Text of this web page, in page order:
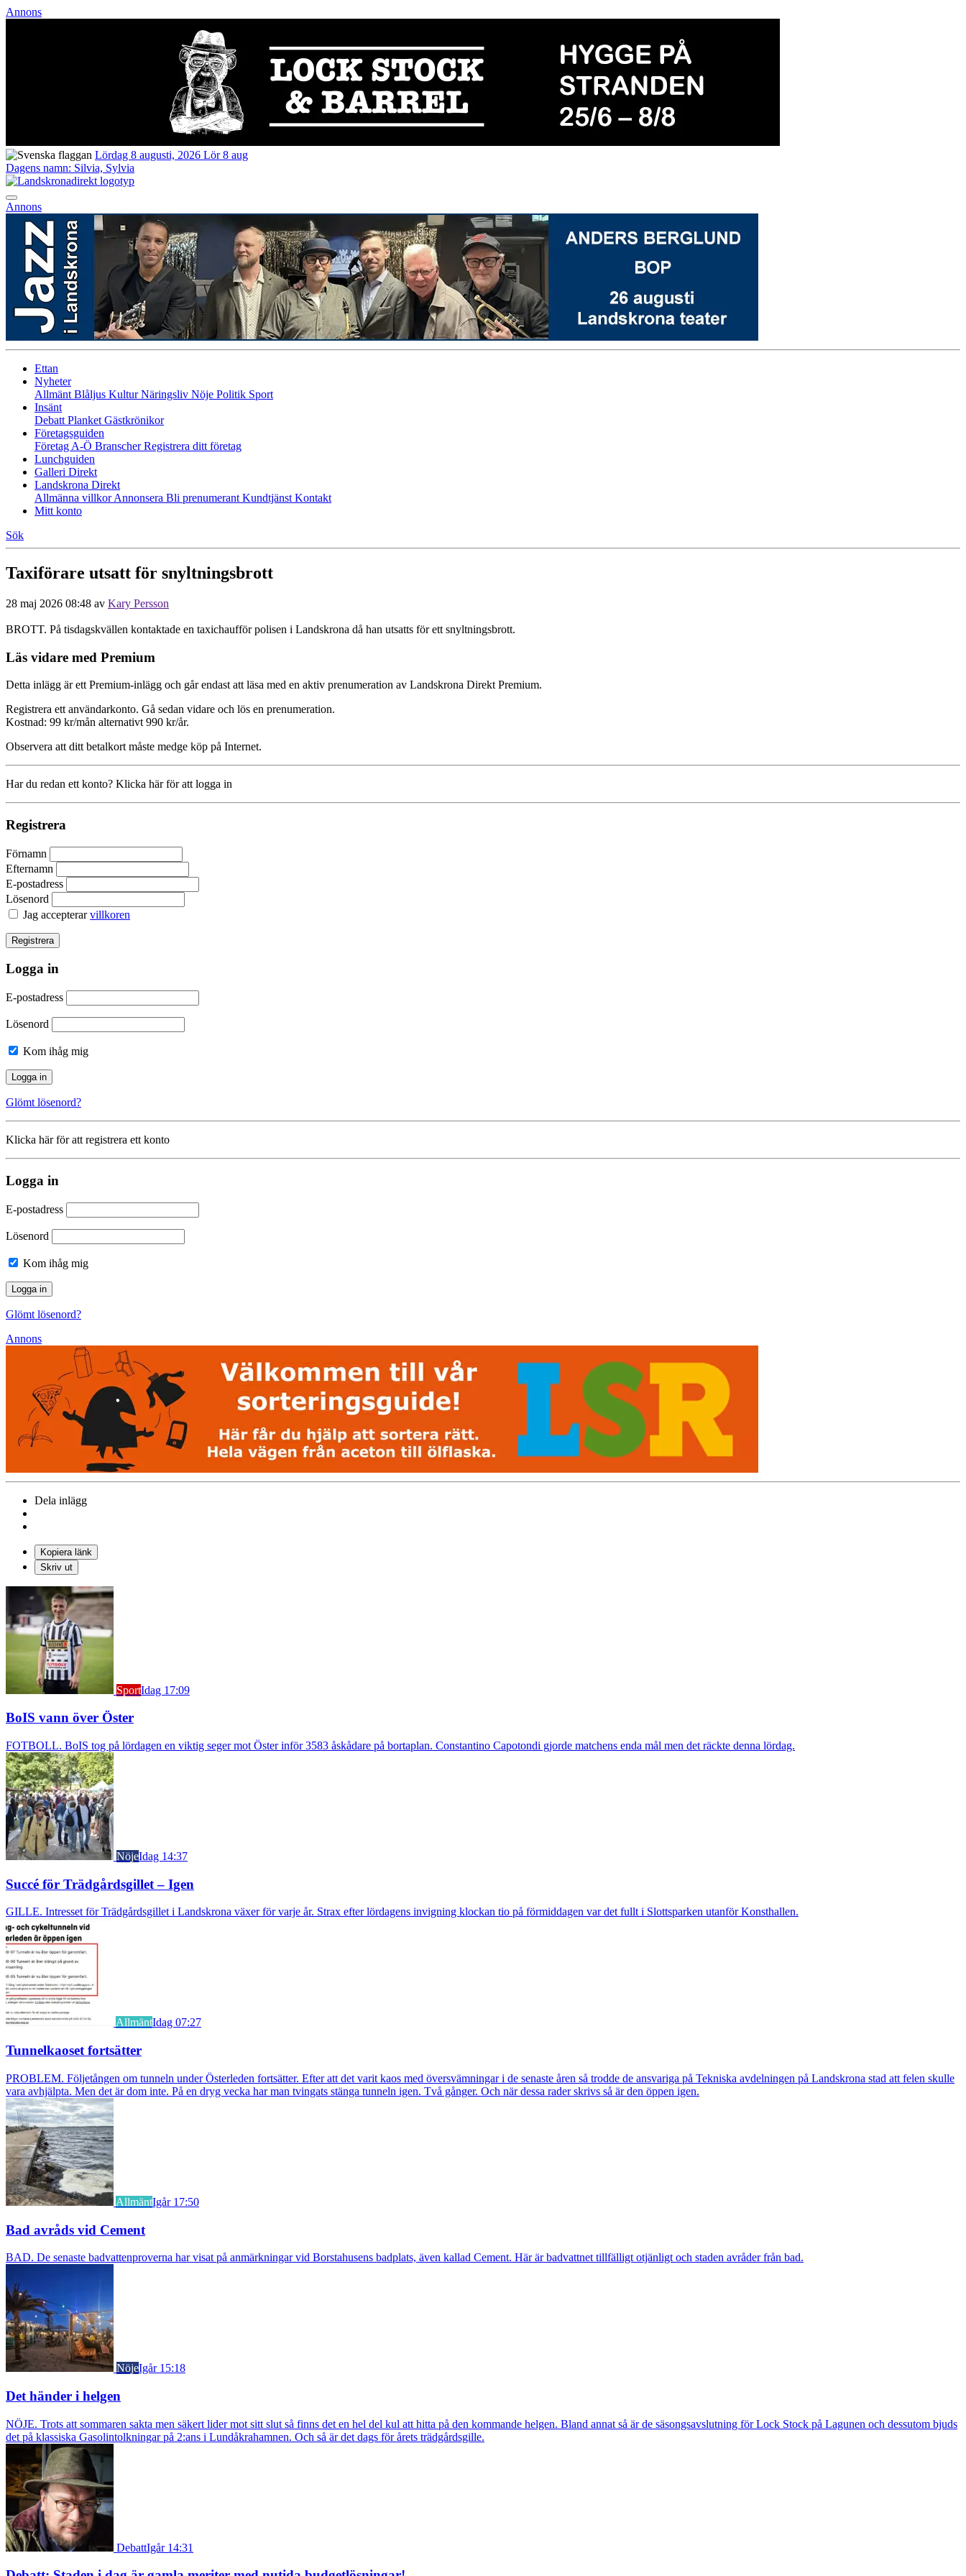
Annons
Lördag 8 augusti, 2026 Lör 8 aug
Dagens namn: Silvia, Sylvia
Annons
Ettan
Nyheter
Allmänt Blåljus KulturNäringsliv Nöje Politik Sport
Insänt
Debatt Planket Gästkrönikor
Företagsguiden
Företag A-Ö BranscherRegistrera ditt företag
Lunchguiden
Galleri Direkt
Landskrona Direkt
Allmänna villkorAnnonsera Bli prenumerant Kundtjänst Kontakt
Mitt konto
Sök
Taxiförare utsatt för snyltningsbrott
28 maj 2026 08:48 av Kary Persson
BROTT. På tisdagskvällen kontaktade en taxichaufför polisen i Landskrona då han utsatts för ett snyltningsbrott.
Läs vidare med Premium
Detta inlägg är ett Premium-inlägg och går endast att läsa med en aktiv prenumeration av Landskrona Direkt Premium.
Registrera ett användarkonto. Gå sedan vidare och lös en prenumeration.
Kostnad: 99 kr/mån alternativt 990 kr/år.
Observera att ditt betalkort måste medge köp på Internet.
Har du redan ett konto? Klicka här för att logga in
Registrera
Förnamn
Efternamn
E-postadress
Lösenord
Jag accepterarvillkoren
Logga in
E-postadress
Lösenord
Kom ihåg mig
Glömt lösenord?
Klicka här för att registrera ett konto
Logga in
E-postadress
Lösenord
Kom ihåg mig
Glömt lösenord?
Annons
Dela inlägg
Kopiera länk
Skriv ut
SportIdag 17:09
BoIS vann över Öster
FOTBOLL. BoIS tog på lördagen en viktig seger mot Öster inför 3583 åskådare på bortaplan. Constantino Capotondi gjorde matchens enda mål men det räckte denna lördag.
NöjeIdag 14:37
Succé för Trädgårdsgillet – Igen
GILLE. Intresset för Trädgårdsgillet i Landskrona växer för varje år. Strax efter lördagens invigning klockan tio på förmiddagen var det fullt i Slottsparken utanför Konsthallen.
AllmäntIdag 07:27
Tunnelkaoset fortsätter
PROBLEM. Följetången om tunneln under Österleden fortsätter. Efter att det varit kaos med översvämningar i de senaste åren så trodde de ansvariga på Tekniska avdelningen på Landskrona stad att felen skulle
vara avhjälpta. Men det är dom inte. På en dryg vecka har man tvingats stänga tunneln igen. Två gånger. Och när dessa rader skrivs så är den öppen igen.
AllmäntIgår 17:50
Bad avråds vid Cement
BAD. De senaste badvattenproverna har visat på anmärkningar vid Borstahusens badplats, även kallad Cement. Här är badvattnet tillfälligt otjänligt och staden avråder från bad.
NöjeIgår 15:18
Det händer i helgen
NÖJE. Trots att sommaren sakta men säkert lider mot sitt slut så finns det en hel del kul att hitta på den kommande helgen. Bland annat så är de säsongsavslutning för Lock Stock på Lagunen och dessutom bjuds
det på klassiska Gasolintolkningar på 2:ans i Lundåkrahamnen. Och så är det dags för årets trädgårdsgille.
DebattIgår 14:31